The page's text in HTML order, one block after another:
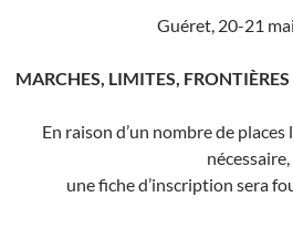
Guéret, 20-21
MARCHES, LIMITES,
En raison d’un nombre de
nécessaire,
une fiche d’inscription sera